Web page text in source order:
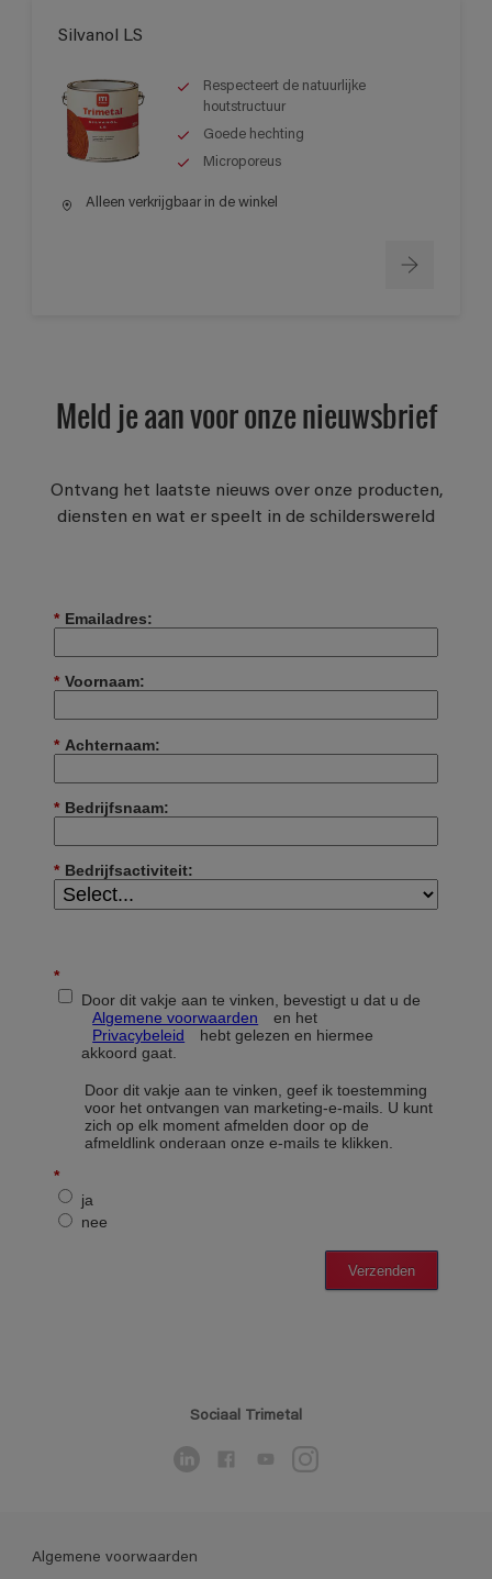
Silvanol LS
Respecteert de natuurlijke
houtstructuur
Goede hechting
Microporeus
Alleen verkrijgbaar in de winkel
Meld je aan voor onze nieuwsbrief
Ontvang het laatste nieuws over onze producten,
diensten en wat er speelt in de schilderswereld
Sociaal Trimetal
Algemene voorwaarden